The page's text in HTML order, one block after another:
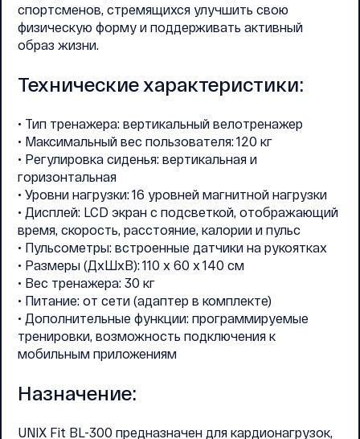
спортсменов, стремящихся улучшить свою
физическую форму и поддерживать активный
образ жизни.
Технические характеристики:
• Тип тренажера: вертикальный велотренажер
• Максимальный вес пользователя: 120 кг
• Регулировка сиденья: вертикальная и
горизонтальная
• Уровни нагрузки: 16 уровней магнитной нагрузки
• Дисплей: LCD экран с подсветкой, отображающий
время, скорость, расстояние, калории и пульс
• Пульсометры: встроенные датчики на рукоятках
• Размеры (ДхШхВ): 110 x 60 x 140 см
• Вес тренажера: 30 кг
• Питание: от сети (адаптер в комплекте)
• Дополнительные функции: программируемые
тренировки, возможность подключения к
мобильным приложениям
Назначение:
UNIX Fit BL-300 предназначен для кардионагрузок,